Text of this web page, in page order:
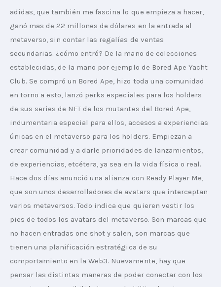
adidas, que también me fascina lo que empieza a hacer,
ganó mas de 22 millones de dólares en la entrada al
metaverso, sin contar las regalías de ventas
secundarias. ¿cómo entró? De la mano de colecciones
establecidas, de la mano por ejemplo de Bored Ape Yacht
Club. Se compró un Bored Ape, hizo toda una comunidad
en torno a esto, lanzó perks especiales para los holders
de sus series de NFT de los mutantes del Bored Ape,
indumentaria especial para ellos, accesos a experiencias
únicas en el metaverso para los holders. Empiezan a
crear comunidad y a darle prioridades de lanzamientos,
de experiencias, etcétera, ya sea en la vida física o real.
Hace dos días anunció una alianza con Ready Player Me,
que son unos desarrolladores de avatars que interceptan
varios metaversos. Todo indica que quieren vestir los
pies de todos los avatars del metaverso. Son marcas que
no hacen entradas one shot y salen, son marcas que
tienen una planificación estratégica de su
comportamiento en la Web3. Nuevamente, hay que
pensar las distintas maneras de poder conectar con los